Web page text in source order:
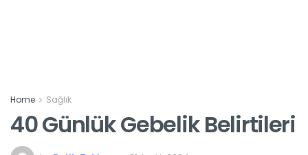
Home Sağlık
40 Günlük Gebelik Belirtileri